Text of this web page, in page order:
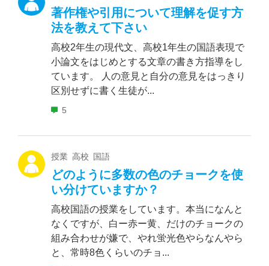
著作権や引用について理解を促す方
法を教えて下さい
高校2年生の現代文、高校1年生の国語表現で
小論文をはじめとする文章の書き方指導をし
ています。 人の意見と自分の意見をはっきり
区別せずに書く生徒が...
5
授業 高校 国語
どのように多数の色のチョークを使
い分けていますか？
高校国語の授業をしています。本当になんと
なくですが、白ー赤ー黄、だけのチョークの
組み合わせが嫌で、やれ蛍光色やらなんやら
と、常時8色くらいのチョ...